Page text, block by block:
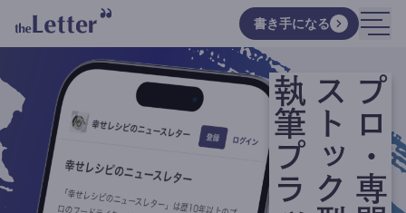
書き手になる
ストック型